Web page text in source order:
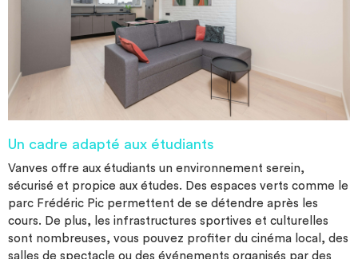
Un cadre adapté aux étudiants
Vanves offre aux étudiants un environnement serein,
sécurisé et propice aux études. Des espaces verts comme le
parc Frédéric Pic permettent de se détendre après les
cours. De plus, les infrastructures sportives et culturelles
sont nombreuses, vous pouvez profiter du cinéma local, des
salles de spectacle ou des événements organisés par des